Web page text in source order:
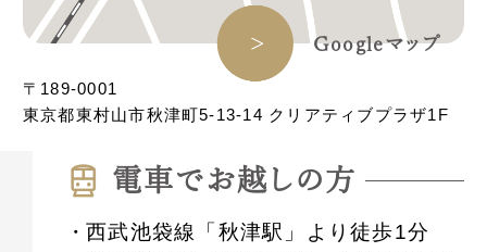
Googleマップ
〒189-0001
東京都東村山市秋津町5-13-14 クリアティブプラザ1F
電⾞でお越しの⽅
西武池袋線「秋津駅」より徒歩1分